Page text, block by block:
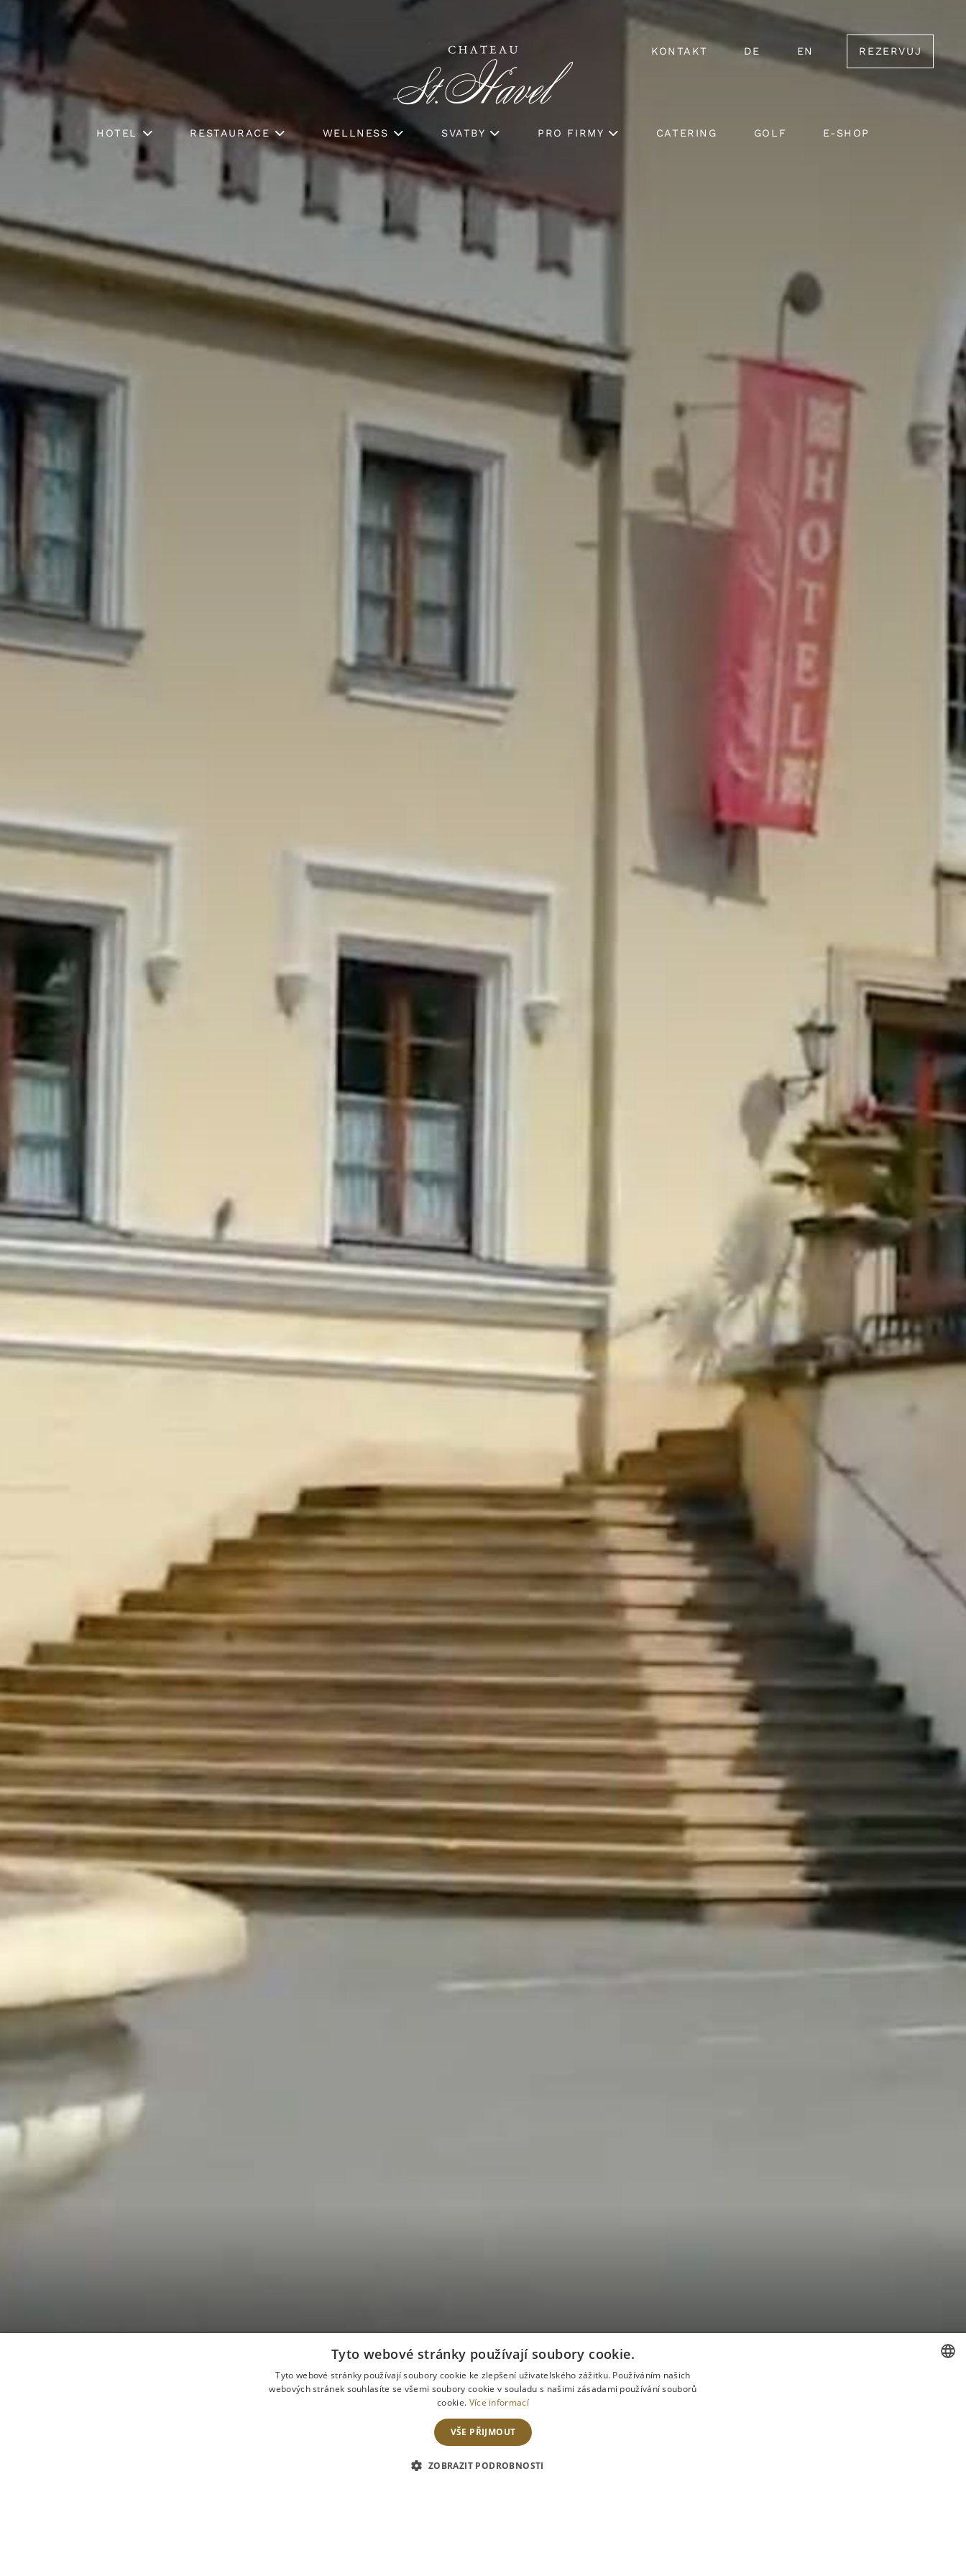
HOTEL RESTAURACE WELLNESS SVATBY PRO FIRMY CATERING GOLF E-SHOP
KONTAKT DE EN REZERVUJ
Jídlo bez starostí 1.3. - 5.3.2021
REZERVOVAT POKOJ
Tyto webové stránky používají soubory cookie.
Tyto webové stránky používají soubory cookie ke zlepšení uživatelského zážitku. Používáním našich
webových stránek souhlasíte se všemi soubory cookie v souladu s našimi zásadami používání souborů
cookie. Více informací
VŠE PŘIJMOUT
ZOBRAZIT PODROBNOSTI